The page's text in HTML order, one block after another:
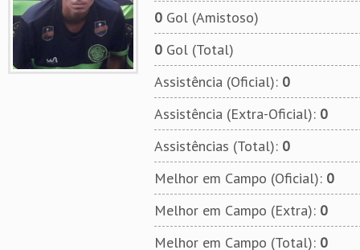
0Gol (Amistoso)
0Gol (Total)
Assistência (Oficial): 0
Assistência (Extra-Oficial): 0
Assistências (Total): 0
Melhor em Campo (Oficial): 0
Melhor em Campo (Extra): 0
Melhor em Campo (Total): 0